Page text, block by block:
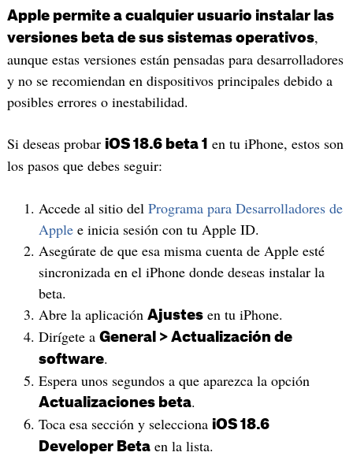
Apple permite a cualquier usuario instalar las
versiones beta de sus sistemas operativos,
aunque estas versiones están pensadas para desarrolladores
y no se recomiendan en dispositivos principales debido a
posibles errores o inestabilidad.
Si deseas probar iOS 18.6 beta 1 en tu iPhone, estos son
los pasos que debes seguir:
Accede al sitio del Programa para Desarrolladores de
Applee inicia sesión con tu Apple ID.
Asegúrate de que esa misma cuenta de Apple esté
sincronizada en el iPhone donde deseas instalar la
beta.
Abre la aplicación Ajustesen tu iPhone.
Dirígete a General > Actualización de
software.
Espera unos segundos a que aparezca la opción
Actualizaciones beta.
Toca esa sección y selecciona iOS 18.6
Developer Betaen la lista.